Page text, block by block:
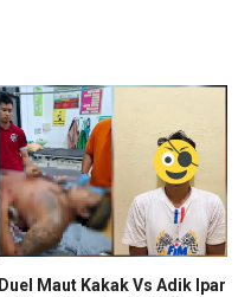
Duel Maut Kakak Vs Adik Ipar